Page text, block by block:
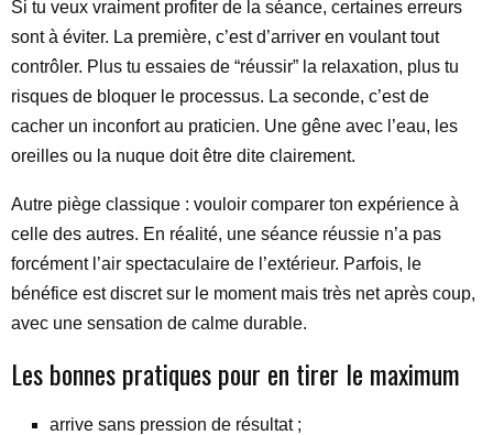
Si tu veux vraiment profiter de la séance, certaines erreurs
sont à éviter. La première, c’est d’arriver en voulant tout
contrôler. Plus tu essaies de “réussir” la relaxation, plus tu
risques de bloquer le processus. La seconde, c’est de
cacher un inconfort au praticien. Une gêne avec l’eau, les
oreilles ou la nuque doit être dite clairement.
Autre piège classique : vouloir comparer ton expérience à
celle des autres. En réalité, une séance réussie n’a pas
forcément l’air spectaculaire de l’extérieur. Parfois, le
bénéfice est discret sur le moment mais très net après coup,
avec une sensation de calme durable.
Les bonnes pratiques pour en tirer le maximum
arrive sans pression de résultat ;